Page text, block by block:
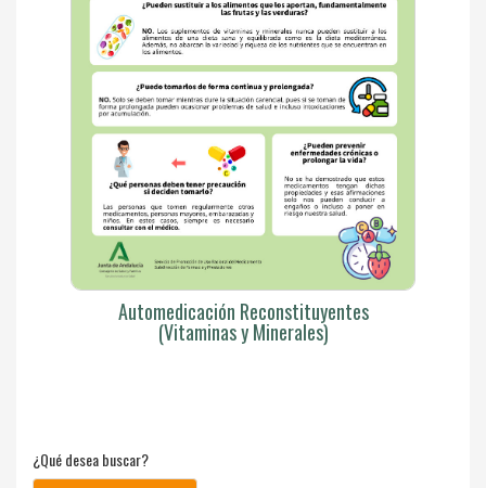
Automedicación Reconstituyentes
(Vitaminas y Minerales)
¿Qué desea buscar?